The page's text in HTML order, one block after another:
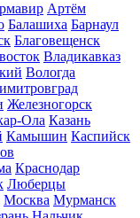
Артём
Балашиха Барнаул
Благовещенск
Владикавказ
Вологда
Железногорск
Ола Казань
Камышин Каспийск
Краснодар
Люберцы
Москва Мурманск